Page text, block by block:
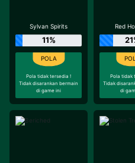
Sylvan Spirits
11%
Pola tidak tersedia !
Tidak disarankan bermain
di game ini
Red
Pola tidak
Tidak
di